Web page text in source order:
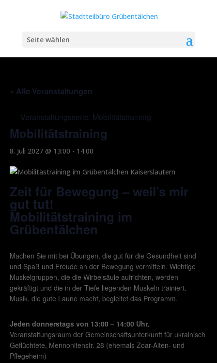
Seite wählen
« Alle Veranstaltungen
Veranstaltungsserie: Mobilitätstraining
Mobilitätstraining
8. Juli 2027 @ 13:00 - 14:00
Zeit für Bewegung – weil’s mir
gut tut!
Mobilitätstraining im
Grübentälchen
Machen Sie mit bei Übungen, die gut für die Gesundheit sind
und Spaß und Freude an der Bewegung vermitteln. Wichtige
Muskelgruppen, die die Wirbelsäule aufrichten, werden
gekräftigt und die in der Tiefe liegenden Muskeln trainiert.
Musik, die gute Laune macht, begleitet das Programm.
Jeden donnerstags von 13:00 – 14:00 Uhr,
Veranstaltungsraum der Gemeinschaftsunterkunft für ukrainisch
Geflüchtete, Mennonitenstr. 28 (ehemals Zoar-Alten- und
Pflegeheim)